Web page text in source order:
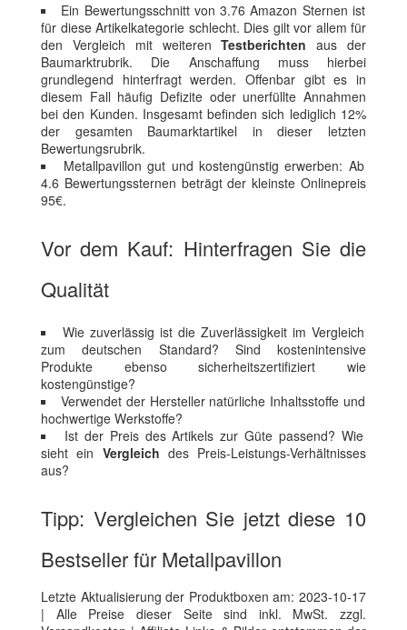
Ein Bewertungsschnitt von 3.76 Amazon Sternen ist
für diese Artikelkategorie schlecht. Dies gilt vor allem für
den Vergleich mit weiterenTestberichten aus der
Baumarktrubrik. Die Anschaffung muss hierbei
grundlegend hinterfragt werden. Offenbar gibt es in
diesem Fall häufig Defizite oder unerfüllte Annahmen
bei den Kunden. Insgesamt befinden sich lediglich 12%
der gesamten Baumarktartikel in dieser letzten
Bewertungsrubrik.
Metallpavillon gut und kostengünstig erwerben: Ab
4.6 Bewertungssternen beträgt der kleinste Onlinepreis
95€.
Vor dem Kauf: Hinterfragen Sie die
Qualität
Wie zuverlässig ist die Zuverlässigkeit im Vergleich
zum deutschen Standard? Sind kostenintensive
Produkte ebenso sicherheitszertifiziert wie
kostengünstige?
Verwendet der Hersteller natürliche Inhaltsstoffe und
hochwertige Werkstoffe?
Ist der Preis des Artikels zur Güte passend? Wie
sieht ein Vergleich des Preis-Leistungs-Verhältnisses
aus?
Tipp: Vergleichen Sie jetzt diese 10
Bestseller für Metallpavillon
Letzte Aktualisierung der Produktboxen am: 2023-10-17
| Alle Preise dieser Seite sind inkl. MwSt. zzgl.